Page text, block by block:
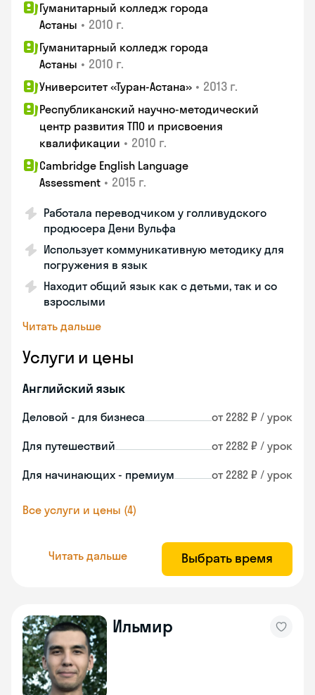
Гуманитарный колледж города
Астаны • 2010 г.
Гуманитарный колледж города
Астаны • 2010 г.
Университет «Туран-Астана» • 2013 г.
Республиканский научно-методический
центр развития ТПО и присвоения
квалификации • 2010 г.
Cambridge English Language
Assessment • 2015 г.
Работала переводчиком у голливудского
продюсера Дени Вульфа
Использует коммуникативную методику для
погружения в язык
Находит общий язык как с детьми, так и со
взрослыми
Читать дальше
Услуги и цены
Английский язык
Деловой - для бизнеса от 2282 ₽ / урок
Для путешествий от 2282 ₽ / урок
Для начинающих - премиум от 2282 ₽ / урок
Все услуги и цены (4)
Читать дальше Выбрать время
Ильмир